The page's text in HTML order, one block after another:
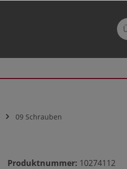
09 Schrauben
Produktnummer: 10274112